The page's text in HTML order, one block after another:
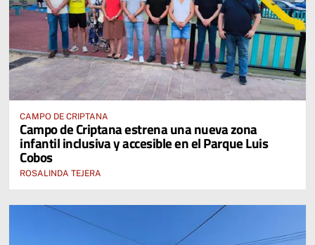
CAMPO DE CRIPTANA
Campo de Criptana estrena una nueva zona
infantil inclusiva y accesible en el Parque Luis
Cobos
ROSALINDA TEJERA